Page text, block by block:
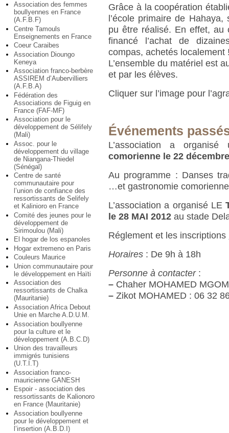
Association des femmes
boullyennes en France
(A.F.B.F)
Centre Tamouls
Enseignements en France
Coeur Caraibes
Association Dioungo
Keneya
Association franco-berbère
ASSIREM d’Aubervilliers
(A.F.B.A)
Fédération des
Associations de Figuig en
France (FAF-MF)
Association pour le
développement de Sélifely
(Mali)
Assoc. pour le
développement du village
de Niangana-Thiedel
(Sénégal)
Centre de santé
communautaire pour
l’union de confiance des
ressortissants de Selifely
et Kalinioro en France
Comité des jeunes pour le
développement de
Sirimoulou (Mali)
El hogar de los espanoles
Hogar extremeno en Paris
Couleurs Maurice
Union communautaire pour
le développement en Haïti
Association des
ressortissants de Chalka
(Mauritanie)
Association Africa Debout
Unie en Marche A.D.U.M.
Association boullyenne
pour la culture et le
développement (A.B.C.D)
Union des travailleurs
immigrés tunisiens
(U.T.I.T)
Association franco-
mauricienne GANESH
Espoir - association des
ressortissants de Kalionoro
en France (Mauritanie)
Association boullyenne
pour le développement et
l’insertion (A.B.D.I)
Grâce à la coopération
l’école primaire de
pu être réalisé. En effet, au
financé l’achat de
compas, achetés localement
L’ensemble du matériel est
et par les élèves.
Cliquer sur l’image pour
Événements
L’association a
comorienne le 22
Au programme : Danses
…et gastronomie
L’association a organisé LE
le 28 MAI 2012 au stade
Réglement et les inscriptions
Horaires : De 9h à 18h
Personne à contacter:
– Chaher MOHAMED
– Zikot MOHAMED : 06 32